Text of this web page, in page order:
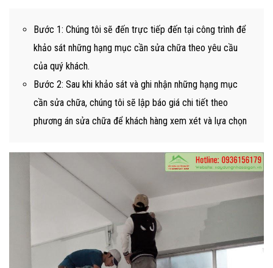
Bước 1: Chúng tôi sẽ đến trực tiếp đến tại công trình để
khảo sát những hạng mục cần sửa chữa theo yêu cầu
của quý khách.
Bước 2: Sau khi khảo sát và ghi nhận những hạng mục
cần sửa chữa, chúng tôi sẽ lập báo giá chi tiết theo
phương án sửa chữa để khách hàng xem xét và lựa chọn